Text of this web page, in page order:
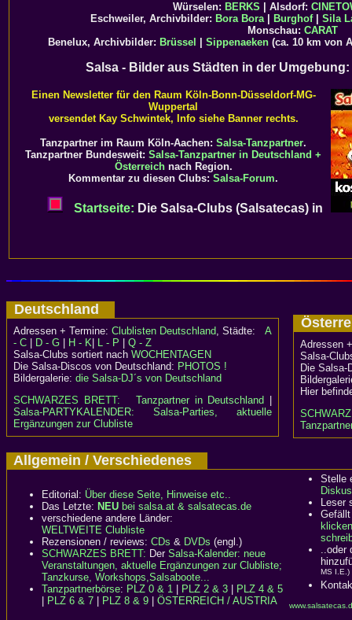
Würselen: BERKS | Alsdorf:
Eschweiler, Archivbilder: Bora Bora| Burghof| Sila
Monschau: CARAT
Benelux, Archivbilder: Brüssel Sippenaeken(ca. 10 km von
Salsa - Bilder aus Städten in der Umgebung:
Einen Newsletter für den Raum Köln-Bonn-Düsseldorf-MG-
Wuppertal
versendet Kay Schwintek, Info siehe Banner rechts.
Tanzpartner im Raum Köln-Aachen: Salsa-Tanzpartner.
Tanzpartner Bundesweit: Salsa-Tanzpartner in Deutschland +
Österreichnach Region.
Kommentar zu diesen Clubs: Salsa-Forum.
Startseite: Die Salsa-Clubs (Salsatecas) in
Deutschland
Adressen + Termine: Clublisten Deutschland, Städte: A
- C
D - G H - K L - P
Q - Z
Salsa-Clubs sortiert nach WOCHENTAGEN
Die Salsa-Discos von Deutschland: PHOTOS !
Bildergalerie: die Salsa-DJ´s von Deutschland
SCHWARZES BRETT:
Tanzpartner in Deutschland
Salsa-PARTYKALENDER: Salsa-Parties, aktuelle
Ergänzungen zur Clubliste
Adressen
Salsa-
Die
Hier
Allgemein / Verschiedenes
Editorial: Über diese Seite, Hinweise etc..
Das Letzte: NEU bei salsa.at & salsatecas.de
verschiedene andere Länder:
WELTWEITE Clubliste
Rezensionen / reviews: CDs & DVDs (engl.)
SCHWARZES BRETT: Der Salsa-Kalender: neue
Veranstaltungen, aktuelle Ergänzungen zur Clubliste;
Tanzkurse, Workshops,Salsaboote...
Tanzpartnerbörse: PLZ 0 & 1 PLZ 2 & 3
PLZ 4 & 5
PLZ 6 & 7 PLZ 8 & 9 ÖSTERREICH / AUSTRIA
Stelle
Leser
klicken
..oder
MS I.E.)